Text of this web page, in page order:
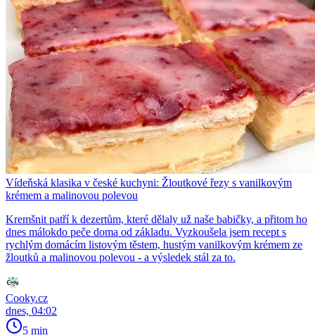
Vídeňská klasika v české kuchyni: Žloutkové řezy s vanilkovým
krémem a malinovou polevou
Kremšnit patří k dezertům, které dělaly už naše babičky, a přitom ho
dnes málokdo peče doma od základu. Vyzkoušela jsem recept s
rychlým domácím listovým těstem, hustým vanilkovým krémem ze
žloutků a malinovou polevou - a výsledek stál za to.
Cooky.cz
dnes, 04:02
5 min